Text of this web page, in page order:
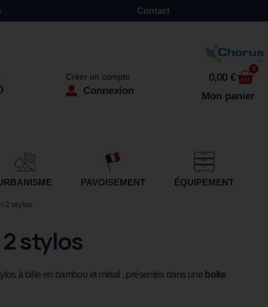
Contact
Créer un compte
Connexion
0,00 €
0
Mon panier
PAVOISEMENT ÉQUIPEMENT
2 stylos
stylos
à bille en bambou et métal , présentés dans une boîte